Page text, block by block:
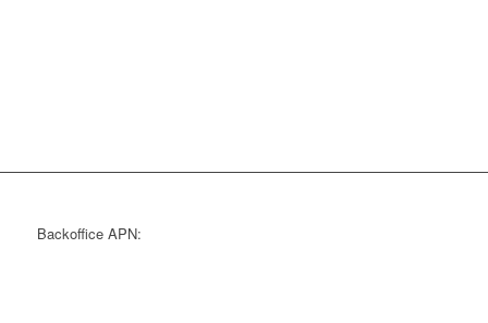
Backoffice APN: